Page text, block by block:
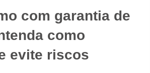
com garantia de
como
evite riscos